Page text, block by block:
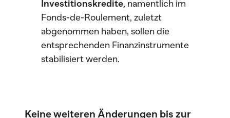
Investitionskredite, namentlich im
Fonds-de-Roulement, zuletzt
abgenommen haben, sollen die
entsprechenden Finanzinstrumente
stabilisiert werden.
Keine weiteren Änderungen bis zur